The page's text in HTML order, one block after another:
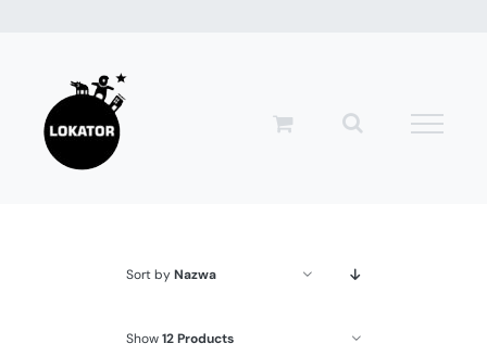
zawartości
Sort byNazwa
Show12 Products